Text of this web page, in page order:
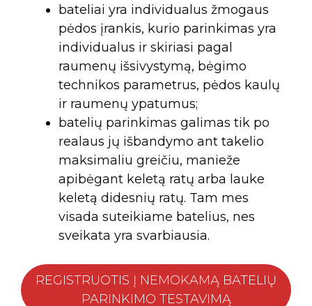
bateliai yra individualus žmogaus
pėdos įrankis, kurio parinkimas yra
individualus ir skiriasi pagal
raumenų išsivystymą, bėgimo
technikos parametrus, pėdos kaulų
ir raumenų ypatumus;
batelių parinkimas galimas tik po
realaus jų išbandymo ant takelio
maksimaliu greičiu, manieže
apibėgant keletą ratų arba lauke
keletą didesnių ratų. Tam mes
visada suteikiame batelius, nes
sveikata yra svarbiausia.
REGISTRUOTIS Į NEMOKAMĄ BATELIŲ
PARINKIMO TESTAVIMĄ